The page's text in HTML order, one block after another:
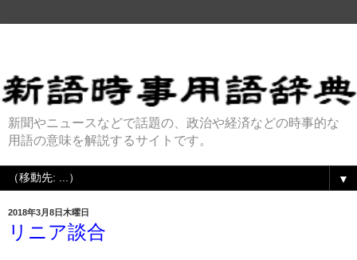
新聞やニュースなどで話題の、政治や経済などの時事的な
用語の意味を解説するサイトです。
▼
2018年3月8日木曜日
リニア談合